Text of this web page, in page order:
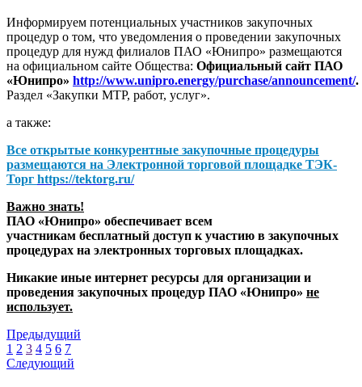
Информируем потенциальных участников закупочных
процедур о том, что уведомления о проведении закупочных
процедур для нужд филиалов ПАО «Юнипро» размещаются
на официальном сайте Общества: Официальный сайт ПАО
«Юнипро» http://www.unipro.energy/purchase/announcement/.
Раздел «Закупки МТР, работ, услуг».
а также:
Все открытые конкурентные закупочные процедуры
размещаются на Электронной торговой площадке ТЭК-
Торг https://tektorg.ru/
Важно знать!
ПАО «Юнипро» обеспечивает всем
участникам бесплатный доступ к участию в закупочных
процедурах на электронных торговых площадках.
Никакие иные интернет ресурсы для организации и
проведения закупочных процедур ПАО «Юнипро» не
использует.
Предыдущий
1 2 3 4 5 6 7
Следующий